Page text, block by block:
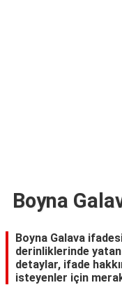
Boyna
Boyna Galava
derinliklerinde
detaylar, ifade
isteyenler için merak